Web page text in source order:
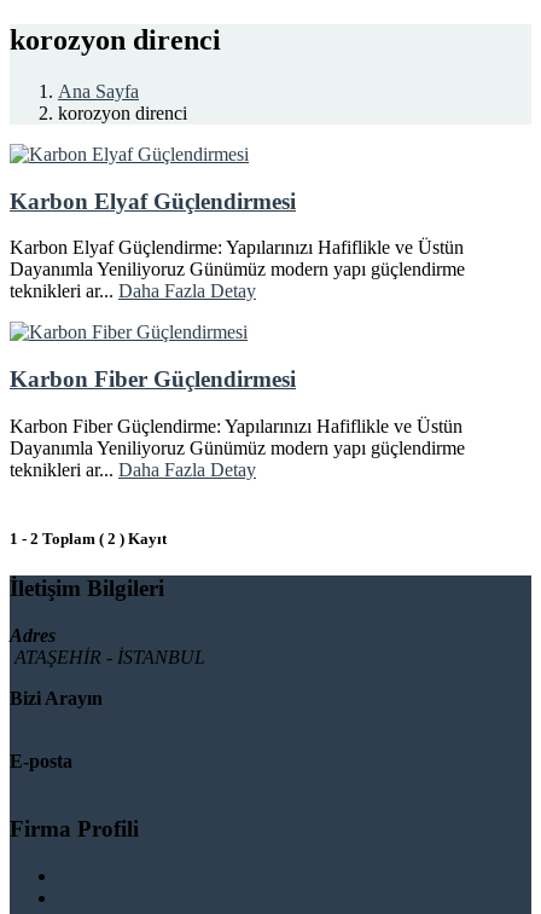
korozyon direnci
Ana Sayfa
korozyon direnci
Karbon Elyaf Güçlendirmesi
Karbon Elyaf Güçlendirme: Yapılarınızı Hafiflikle ve Üstün
Dayanımla Yeniliyoruz Günümüz modern yapı güçlendirme
teknikleri ar... Daha Fazla Detay
Karbon Fiber Güçlendirmesi
Karbon Fiber Güçlendirme: Yapılarınızı Hafiflikle ve Üstün
Dayanımla Yeniliyoruz Günümüz modern yapı güçlendirme
teknikleri ar... Daha Fazla Detay
1 - 2 Toplam ( 2 ) Kayıt
İletişim Bilgileri
Adres
ATAŞEHİR - İSTANBUL
Bizi Arayın
E-posta
Firma Profili